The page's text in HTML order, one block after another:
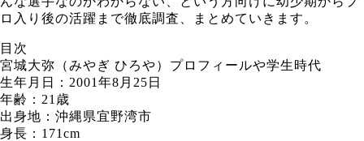
ロ入り後の活躍まで徹底調査、まとめていきます。
目次
宮城大弥（みやぎ ひろや）プロフィールや学生時代
生年月日：2001年8月25日
年齢：21歳
出身地：沖縄県宜野湾市
身長：171cm